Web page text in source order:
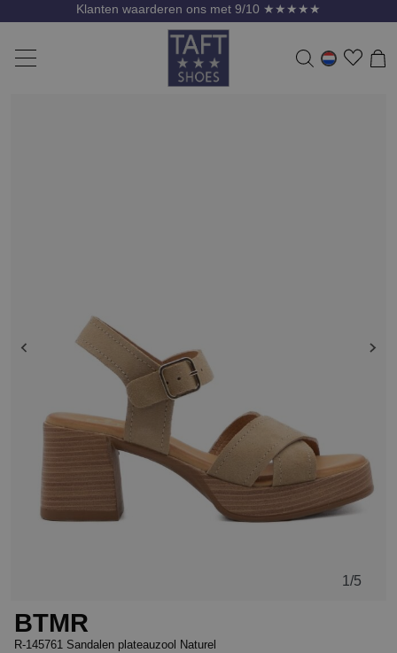
Klanten waarderen ons met 9/10 ★★★★★
1 /5
BTMR
R-145761 Sandalen plateauzool Naturel